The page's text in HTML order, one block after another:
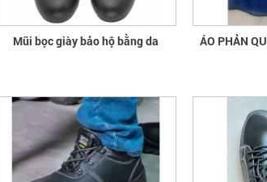
Mũi bọc giày bảo hộ bằng da ÁO